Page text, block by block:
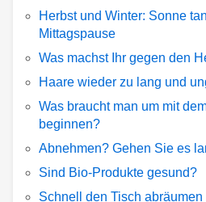
Herbst und Winter: Sonne
Mittagspause
Was machst Ihr gegen den
Haare wieder zu lang und
Was braucht man um mit
beginnen?
Abnehmen? Gehen Sie es
Sind Bio-Produkte gesund?
Schnell den Tisch abräumen